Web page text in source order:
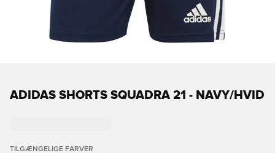
ADIDAS SHORTS SQUADRA 21 - NAVY/HVID
TILGÆNGELIGE FARVER